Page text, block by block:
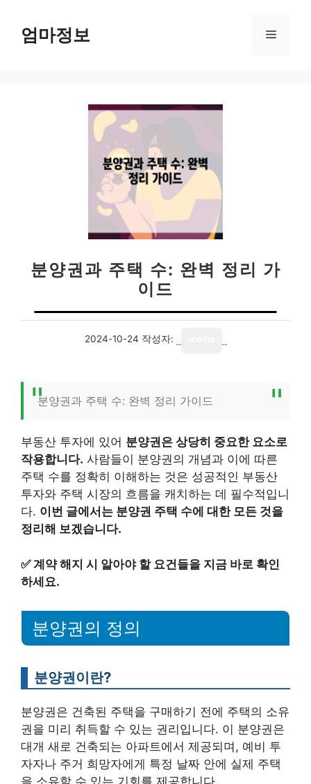
엄마정보 메
분양권과 주택 수: 완벽 정리 가
이드
2024-10-24 작성자:
분양권과 주택 수: 완벽 정리 가이드
부동산 투자에 있어 분양권은 상당히 중요한 요소로
작용합니다. 사람들이 분양권의 개념과 이에 따른
주택 수를 정확히 이해하는 것은 성공적인 부동산
투자와 주택 시장의 흐름을 캐치하는 데 필수적입니
다. 이번 글에서는 분양권 주택 수에 대한 모든 것을
정리해 보겠습니다.
✅계약 해지 시 알아야 할 요건들을 지금 바로 확인
하세요.
분양권의 정의
분양권이란?
분양권은 건축된 주택을 구매하기 전에 주택의 소유
권을 미리 취득할 수 있는 권리입니다. 이 분양권은
대개 새로 건축되는 아파트에서 제공되며, 예비 투
자자나 주거 희망자에게 특정 날짜 안에 실제 주택